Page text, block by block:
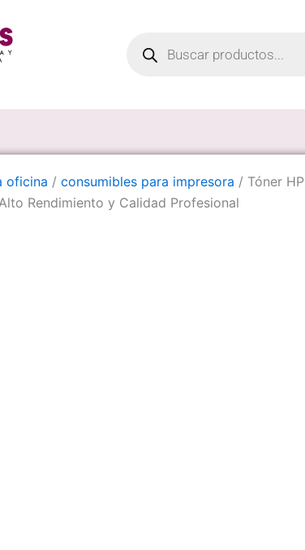
search
oficina / consumibles para impresora / Tóner HP
Rendimiento y Calidad Profesional